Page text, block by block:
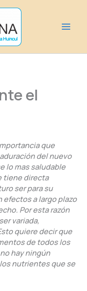
el
que
del nuevo
lo mas saludable
tiene directa
ser para su
efectos a largo plazo
Por esta razón
variada,
quiere decir que
de todos los
hay ningún
nutrientes que se